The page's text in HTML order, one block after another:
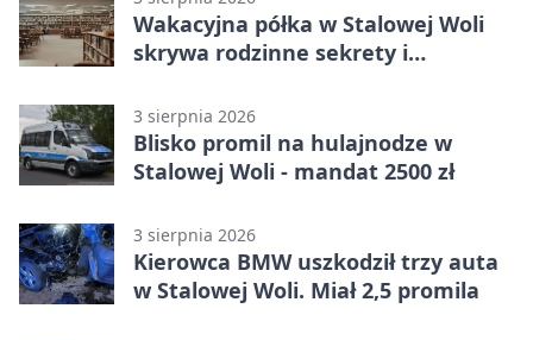
Wakacyjna półka w Stalowej Woli
skrywa rodzinne sekrety i
3 sierpnia 2026
Blisko promil na hulajnodze w
Stalowej Woli - mandat 2500 zł
3 sierpnia 2026
Kierowca BMW uszkodził trzy auta
w Stalowej Woli. Miał 2,5 promila